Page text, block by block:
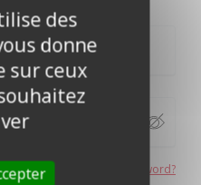
Forgot your password?
des
donne
sur ceux